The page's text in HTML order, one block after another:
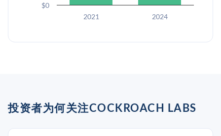
2021 2024
$0
投资者为何关注COCKROACH LABS